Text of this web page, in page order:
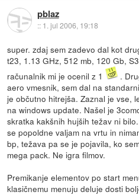
pblaz
:: 1. jul 2006, 19:18
super. zdaj sem zadevo dal kot
t23, 1.13 GHz, 512 mb, 120 Gb,
računalnik mi je ocenil z 1
.
aero vmesnik, sem dal na
je občutno hitrejša. Zaznal je vse,
na windows update. Našel je
skratka kakšnih hujših težav ni
se popoldne valjam na vrtu in
bp, težava pa se je pojavila, ko
mega pack. Ne igra filmov.
Premikanje elementov po start
klasičnemu menuju deluje dosti